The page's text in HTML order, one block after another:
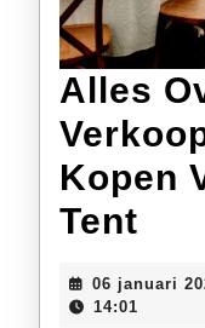
Alles
Kopen
Tent
06 januari
14:01